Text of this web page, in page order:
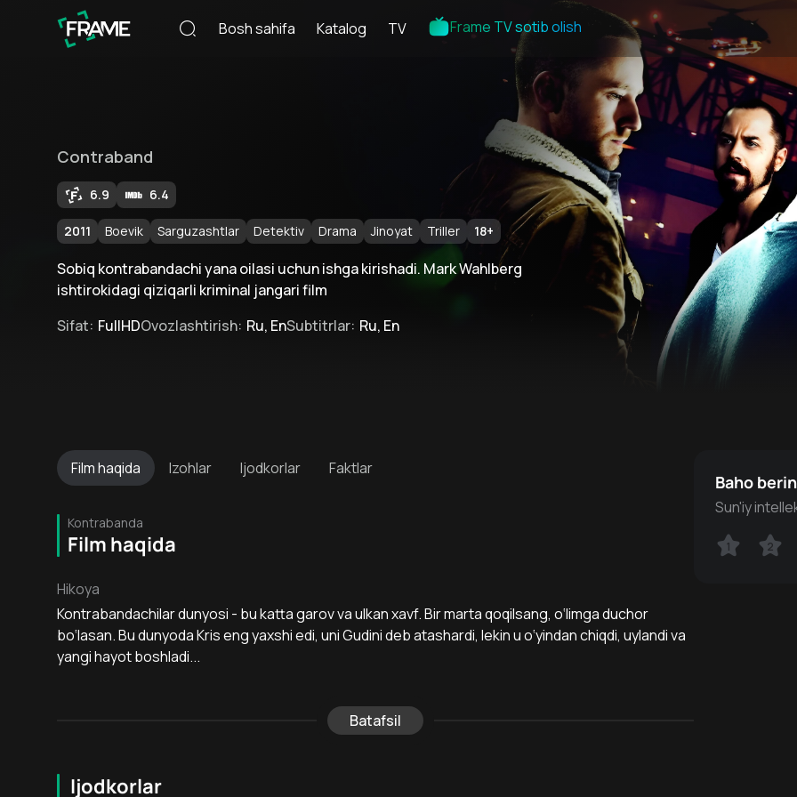
Bosh sahifa Katalog TV Frame TV sotib olish
Contraband
6.9 6.4
2011 Boevik Sarguzashtlar Detektiv Drama Jinoyat Triller 18+
Sobiq kontrabandachi yana oilasi uchun ishga kirishadi. Mark Wahlberg
ishtirokidagi qiziqarli kriminal jangari film
Sifat: FullHDOvozlashtirish: Ru, EnSubtitrlar: Ru, En
Filmhaqida Izohlar Ijodkorlar Faktlar
Kontrabanda
Film haqida
Hikoya
Kontrabandachilar dunyosi - bu katta garov va ulkan xavf. Bir marta qoqilsang, o‘limga duchor
bo‘lasan. Bu dunyoda Kris eng yaxshi edi, uni Gudini deb atashardi, lekin u o‘yindan chiqdi, uylandi va
yangi hayot boshladi...
Batafsil
Ijodkorlar
Baho
Sun'iy
1 2
1 2